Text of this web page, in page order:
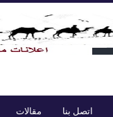
اتصل بنا مقالات